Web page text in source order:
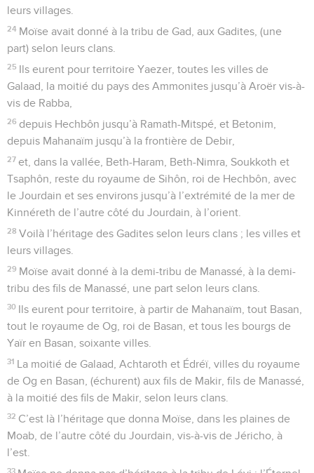
leurs villages.
24 Moïse avait donné à la tribu de Gad, aux Gadites, (une
part) selon leurs clans.
25 Ils eurent pour territoire Yaezer, toutes les villes de
Galaad, la moitié du pays des Ammonites jusqu’à Aroër vis-à-
vis de Rabba,
26 depuis Hechbôn jusqu’à Ramath-Mitspé, et Betonim,
depuis Mahanaïm jusqu’à la frontière de Debir,
27 et, dans la vallée, Beth-Haram, Beth-Nimra, Soukkoth et
Tsaphôn, reste du royaume de Sihôn, roi de Hechbôn, avec
le Jourdain et ses environs jusqu’à l’extrémité de la mer de
Kinnéreth de l’autre côté du Jourdain, à l’orient.
28 Voilà l’héritage des Gadites selon leurs clans ; les villes et
leurs villages.
29 Moïse avait donné à la demi-tribu de Manassé, à la demi-
tribu des fils de Manassé, une part selon leurs clans.
30 Ils eurent pour territoire, à partir de Mahanaïm, tout Basan,
tout le royaume de Og, roi de Basan, et tous les bourgs de
Yaïr en Basan, soixante villes.
31 La moitié de Galaad, Achtaroth et Édréï, villes du royaume
de Og en Basan, (échurent) aux fils de Makir, fils de Manassé,
à la moitié des fils de Makir, selon leurs clans.
32 C’est là l’héritage que donna Moïse, dans les plaines de
Moab, de l’autre côté du Jourdain, vis-à-vis de Jéricho, à
l’est.
33